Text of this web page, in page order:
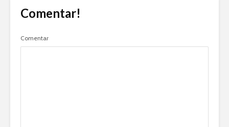
Comentar!
Comentar